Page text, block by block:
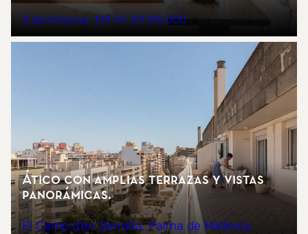
3 dormitorios 129 m² €1.195.000
Ático con amplias terrazas y vistas
panorámicas.
El Camp d'en Serralta, Palma de Mallorca